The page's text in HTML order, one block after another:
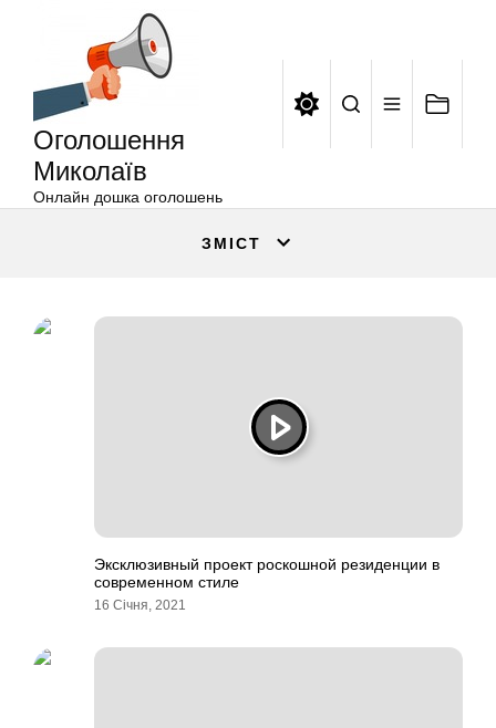
Оголошення
Миколаїв
Онлайн дошка оголошень
ЗМІСТ
Эксклюзивный проект роскошной резиденции в
современном стиле
16 Січня, 2021